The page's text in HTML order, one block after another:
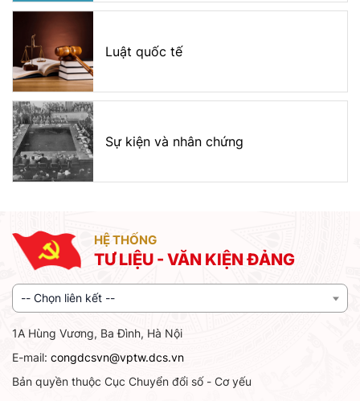
Luật quốc tế
Sự kiện và nhân chứng
HỆ THỐNG
TƯ LIỆU - VĂN KIỆN ĐẢNG
-- Chọn liên kết --
1A Hùng Vương, Ba Đình, Hà Nội
E-mail: congdcsvn@vptw.dcs.vn
Bản quyền thuộc Cục Chuyển đổi số - Cơ yếu